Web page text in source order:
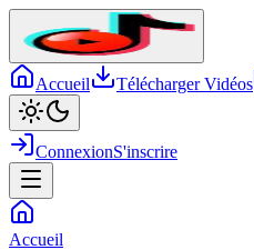
Accueil Télécharger Vidéos
ConnexionS'inscrire
Accueil